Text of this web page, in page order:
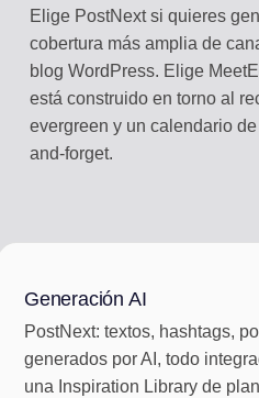
Elige PostNext si quieres
cobertura más amplia de
blog WordPress. Elige
está construido en torno al
evergreen y un calendario
and-forget.
Generación AI
PostNext: textos, hashtags,
generados por AI, todo
una Inspiration Library de